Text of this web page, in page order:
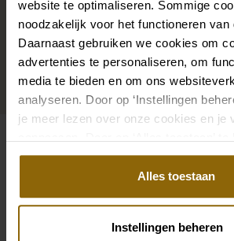
website te optimaliseren. Sommige
noodzakelijk voor het functioneren van
Daarnaast gebruiken we cookies om
advertenties te personaliseren, om
media te bieden en om ons
analyseren. Door op ‘Instellingen
je meer lezen over onze cookies en je
akkoord met het gebruik van alle
Alles toestaan
Instellingen beheren
38 à 48.La robe de vos rêves en fait
taille n’est pas disponible dans la
les robes de la collection Ramona
peuvent être commandéesjusqu’à
Qu’est-ce qu’un
créateurs